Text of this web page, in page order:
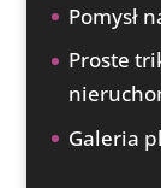
Pomysł
Proste
Galeria